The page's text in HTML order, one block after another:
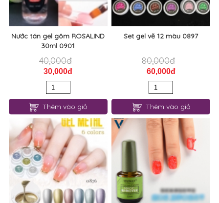
Nước tán gel gôm ROSALIND
30ml 0901
40,000đ
30,000đ
Thêm vào giỏ
Set gel vẽ 12 màu 0897
80,000đ
60,000đ
Thêm vào giỏ